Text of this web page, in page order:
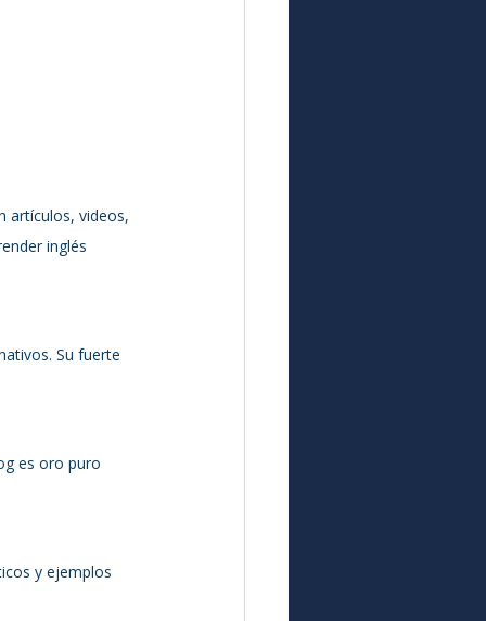
artículos, videos,
inglés
Su fuerte
es oro puro
y ejemplos